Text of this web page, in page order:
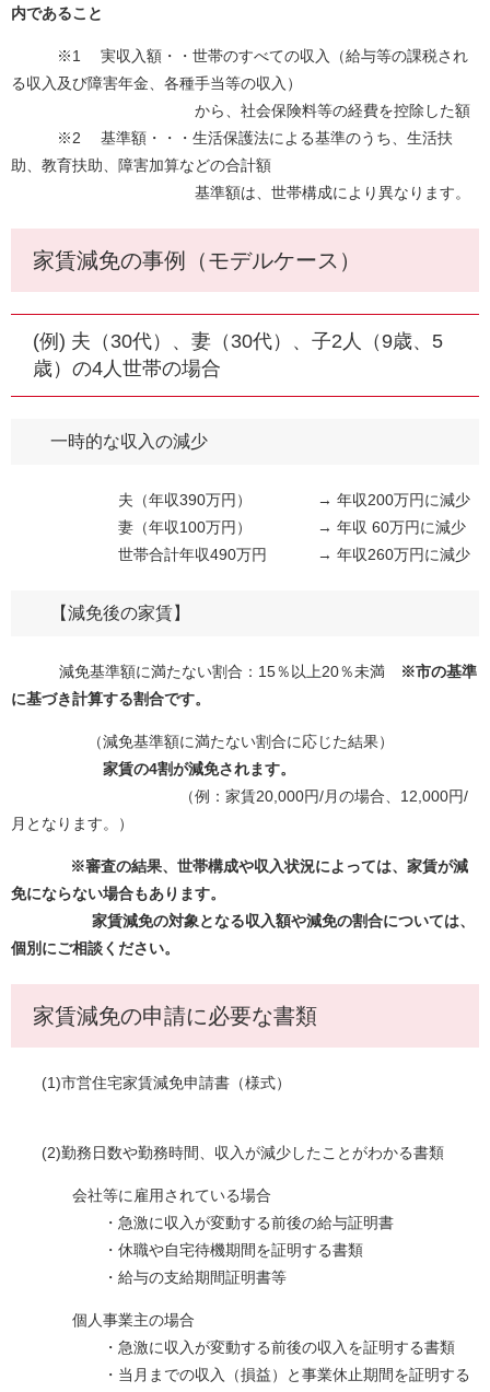
内であること
※1 実収入額・・世帯のすべての収入（給与等の課税され
る収入及び障害年金、各種手当等の収入）
から、社会保険料等の経費を控除した額
※2 基準額・・・生活保護法による基準のうち、生活扶
助、教育扶助、障害加算などの合計額
基準額は、世帯構成により異なります。
家賃減免の事例（モデルケース）
(例) 夫（30代）、妻（30代）、子2人（9歳、5
歳）の4人世帯の場合
一時的な収入の減少
夫（年収390万円） → 年収200万円に減少
妻（年収100万円） → 年収 60万円に減少
世帯合計年収490万円 → 年収260万円に減少
【減免後の家賃】
減免基準額に満たない割合：15％以上20％未満
※市の基準
に基づき計算する割合です。
（減免基準額に満たない割合に応じた結果）
家賃の4割が減免されます。
（例：家賃20,000円/月の場合、12,000円/
月となります。）
※審査の結果、世帯構成や収入状況によっては、家賃が減
免にならない場合もあります。
家賃減免の対象となる収入額や減免の割合については、
個別にご相談ください。
家賃減免の申請に必要な書類
(1)市営住宅家賃減免申請書（様式）
(2)勤務日数や勤務時間、収入が減少したことがわかる書類
会社等に雇用されている場合
・急激に収入が変動する前後の給与証明書
・休職や自宅待機期間を証明する書類
・給与の支給期間証明書等
個人事業主の場合
・急激に収入が変動する前後の収入を証明する書類
・当月までの収入（損益）と事業休止期間を証明する